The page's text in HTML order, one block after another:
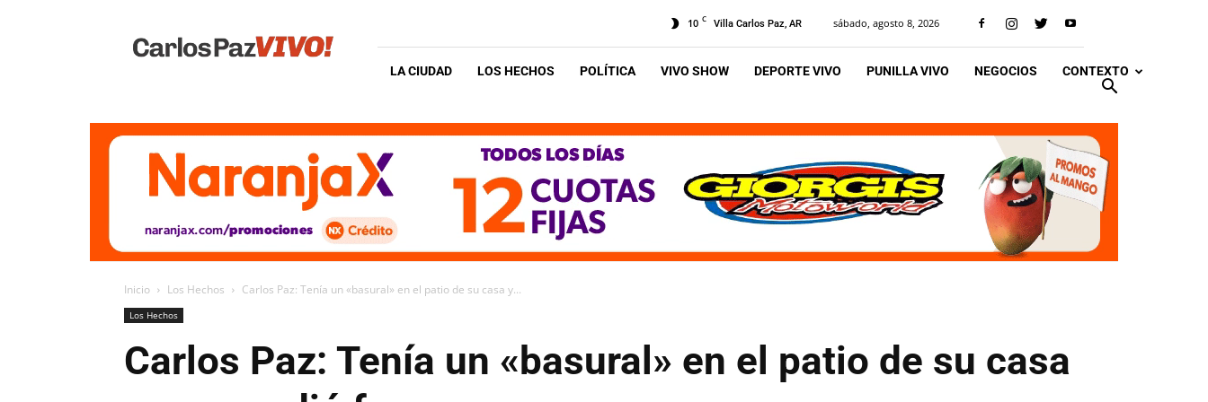
Vivo
10 C Villa Carlos Paz, AR sábado, agosto 8, 2026
LA CIUDAD LOS HECHOS POLÍTICA VIVO SHOW DEPORTE VIVO PUNILLA VIVO NEGOCIOS CONTEXTO
Inicio Los Hechos Carlos Paz: Tenía un «basural» en el patio de su casa y...
Los Hechos
Carlos Paz: Tenía un «basural» en el patio de su casa